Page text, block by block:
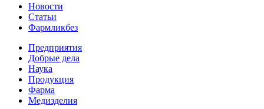
Новости
Статьи
Фармликбез
Предприятия
Добрые дела
Наука
Продукция
Фарма
Медизделия